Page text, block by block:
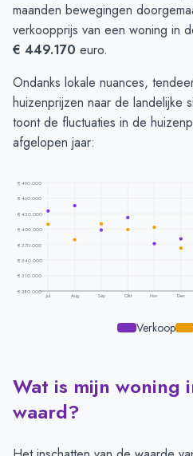
maanden bewegingen
verkoopprijs van een woning in
€ 449.170 euro.
Ondanks lokale nuances,
huizenprijzen naar de landelijke
toont de fluctuaties in de
afgelopen jaar:
€ 490.000
€ 460.000
€ 430.000
€ 400.000
€ 370.000
€ 340.000
€ 310.000
€ 280.000
Jul Aug Sep Okt Nov Dec
Verkoop
Prijsontwikkeling per maand -
Maand
Vraagprijs
Juli
Augustus
€ 379.395
€ 445.447
Wat is mijn woning
waard?